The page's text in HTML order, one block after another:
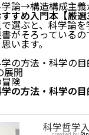
論→構造構成主義
すめ入門本【厳
選ぶと、科学論
がそろっている
います。
の方法・科学の目
展開
険
の方法・科学の目
科学哲学